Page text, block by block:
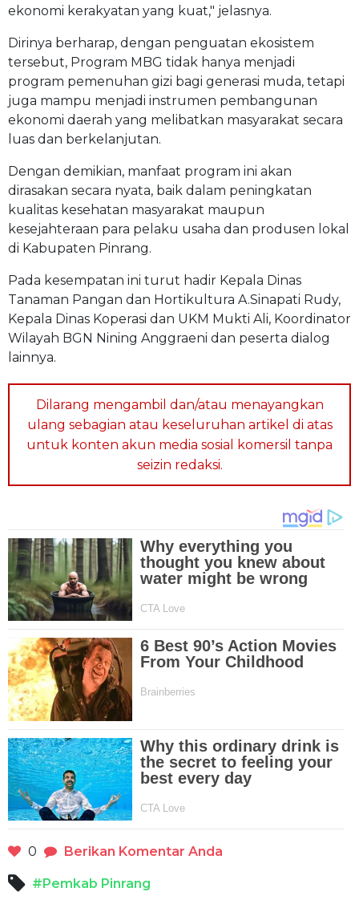
ekonomi kerakyatan yang kuat," jelasnya.
Dirinya berharap, dengan penguatan ekosistem
tersebut, Program MBG tidak hanya menjadi
program pemenuhan gizi bagi generasi muda, tetapi
juga mampu menjadi instrumen pembangunan
ekonomi daerah yang melibatkan masyarakat secara
luas dan berkelanjutan.
Dengan demikian, manfaat program ini akan
dirasakan secara nyata, baik dalam peningkatan
kualitas kesehatan masyarakat maupun
kesejahteraan para pelaku usaha dan produsen lokal
di Kabupaten Pinrang.
Pada kesempatan ini turut hadir Kepala Dinas
Tanaman Pangan dan Hortikultura A.Sinapati Rudy,
Kepala Dinas Koperasi dan UKM Mukti Ali, Koordinator
Wilayah BGN Nining Anggraeni dan peserta dialog
lainnya.
Dilarang mengambil dan/atau menayangkan
ulang sebagian atau keseluruhan artikel di atas
untuk konten akun media sosial komersil tanpa
seizin redaksi.
0 Berikan Komentar Anda
#Pemkab Pinrang